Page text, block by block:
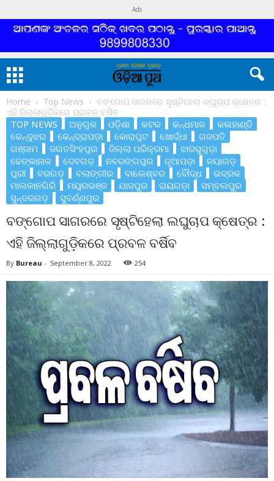
Ads
Home Top News
ବଙ୍ଗୋପ ସାଗରରେ ସୃଷ୍ଟିହେଲା ଲଘୁଚାପ କ୍ଷେତ୍ର :
ଏହି ଜିଲ୍ଲାଗୁଡ଼ିକରେ ପ୍ରବଳ ବର୍ଷିବ
TOP NEWS ଅନୁଗୁଳ ଓଡ଼ିଶା କଟକ କନ୍ଧମାଳ
କଳାହାଣ୍ଡି
କେନ୍ଦୁଝର
କେନ୍ଦ୍ରାପଡ଼ା କୋରାପୁଟ ଖୋର୍ଦ୍ଧା
ଗଜପତି
ଗଞ୍ଜାମ
ଜଗତସିଂହପୁର ଜିଲ୍ଲା ପରିକ୍ରମା
ଝାରସୁଗୁଡ଼ା
ଢେଙ୍କାନାଳ
ଦେବଗଡ଼ ନବରଙ୍ଗପୁର ନୂଆପଡ଼ା
ନୟାଗଡ଼
ପୁରୀ
ବରଗଡ଼ ବଲାଙ୍ଗୀର ବାଲେଶ୍ବର ବୌଦ୍ଧ
ଭଦ୍ରକ
ମାଲକାନଗିରି
ମୟୁରଭଞ୍ଜ ଯାଜପୁର ରାୟଗଡ଼ା
ସମ୍ବଲପୁର
ସୁନ୍ଦରଗଡ଼
ସୁବର୍ଣ୍ଣପୁର
ବଙ୍ଗୋପ ସାଗରରେ ସୃଷ୍ଟିହେଲା ଲଘୁଚାପ କ୍ଷେତ୍ର :
ଏହି ଜିଲ୍ଲାଗୁଡ଼ିକରେ ପ୍ରବଳ ବର୍ଷିବ
By Bureau - September 8, 2022 254